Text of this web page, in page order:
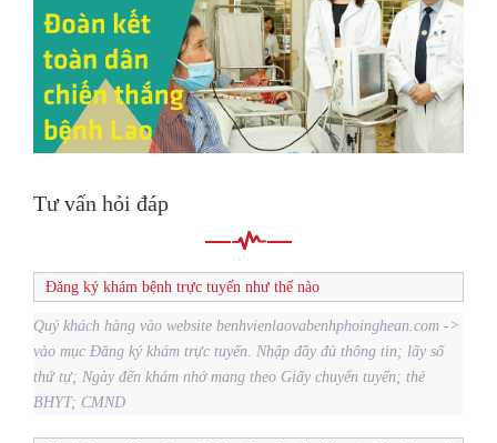
Tư vấn hỏi đáp
Đăng ký khám bệnh trực tuyến như thế nào
Quý khách hàng vào website benhvienlaovabenhphoinghean.com ->
vào mục Đăng ký khám trực tuyến. Nhập đầy đủ thông tin; lấy số
thứ tự; Ngày đến khám nhớ mang theo Giấy chuyển tuyến; thẻ
BHYT; CMND